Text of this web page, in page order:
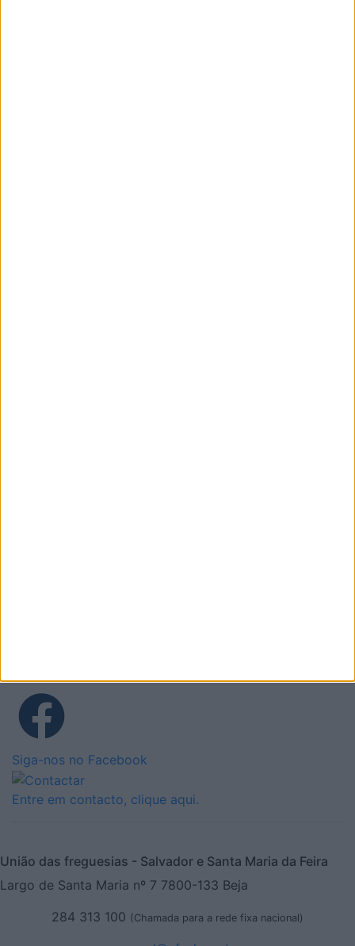
Siga-nos no Facebook
Entre em contacto, clique aqui.
União das freguesias - Salvador e Santa Maria da Feira
Largo de Santa Maria nº 7 7800-133 Beja
284 313 100 (Chamada para a rede fixa nacional)